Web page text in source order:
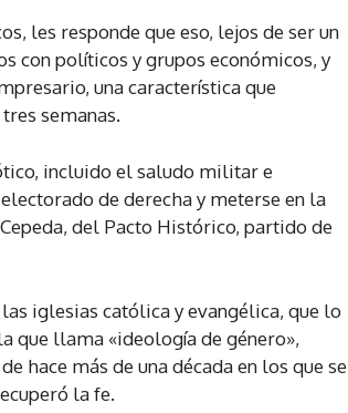
les responde que eso, lejos de ser un
con políticos y grupos económicos, y
una característica que
semanas.
incluido el saludo militar e
de derecha y meterse en la
del Pacto Histórico, partido de
iglesias católica y evangélica, que lo
que llama «ideología de género»,
hace más de una década en los que se
la fe.